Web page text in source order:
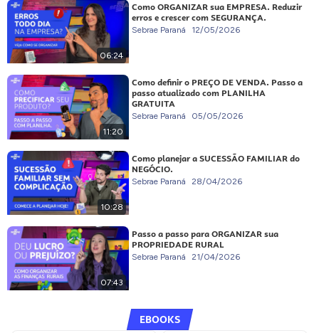
06:24
Como ORGANIZAR sua EMPRESA. Reduzir
erros e crescer com SEGURANÇA.
Sebrae Paraná 12/05/2026
11:20
Como definir o PREÇO DE VENDA. Passo a
passo atualizado com PLANILHA
GRATUITA
Sebrae Paraná 05/05/2026
10:28
Como planejar a SUCESSÃO FAMILIAR do
NEGÓCIO.
Sebrae Paraná 28/04/2026
07:43
Passo a passo para ORGANIZAR sua
PROPRIEDADE RURAL
Sebrae Paraná 21/04/2026
EBOOKS